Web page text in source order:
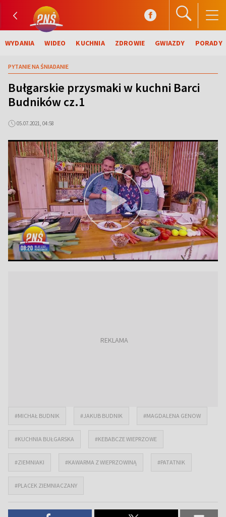
WYDANIA WIDEO KUCHNIA ZDROWIE GWIAZDY PORADY
PYTANIE NA ŚNIADANIE
Bułgarskie przysmaki w kuchni Barci
Budników cz.1
05.07.2021, 04:58
#MICHAŁ BUDNIK #JAKUB BUDNIK #MAGDALENA GENOW
#KUCHNIA BUŁGARSKA #KEBABCZE WIEPRZOWE
#ZIEMNIAKI #KAWARMA Z WIEPRZOWINĄ #PATATNIK
#PLACEK ZIEMNIACZANY